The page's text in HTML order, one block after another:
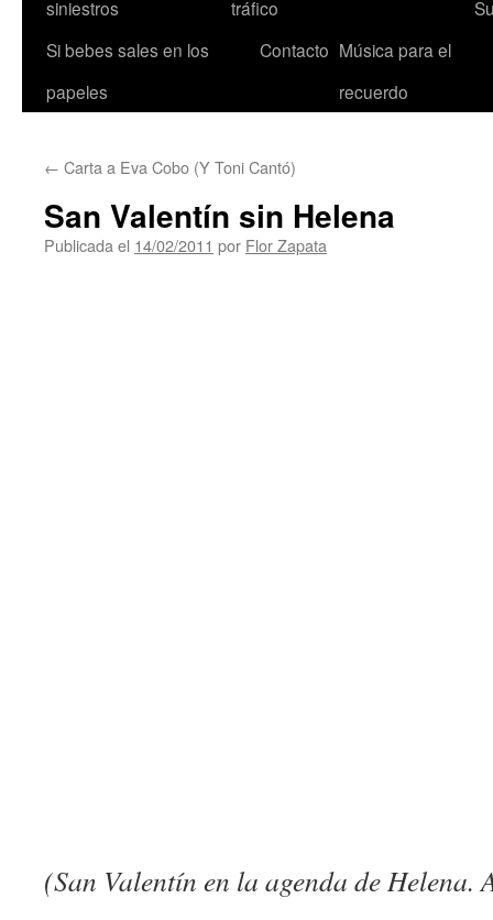
siniestros
tráfico
Si bebes sales en los
papeles
Contacto Música para el
recuerdo
← Carta a Eva Cobo (Y Toni Cantó)
San Valentín sin Helena
Publicada el 14/02/2011 por Flor Zapata
(San Valentín en la agenda de Helena.